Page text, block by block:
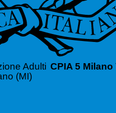
Adulti CPIA 5 Milano
(MI)